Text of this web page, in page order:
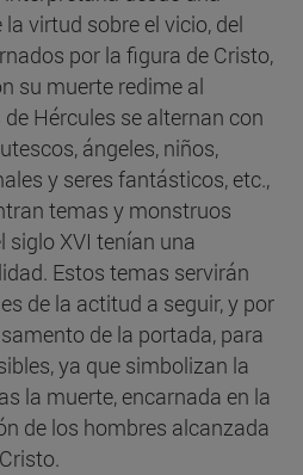
virtud sobre el vicio, del
por la figura de Cristo,
su muerte redime al
Hércules se alternan con
ángeles, niños,
y seres fantásticos, etc.,
temas y monstruos
siglo XVI tenían una
Estos temas servirán
de la actitud a seguir, y por
de la portada, para
ya que simbolizan la
la muerte, encarnada en la
de los hombres alcanzada